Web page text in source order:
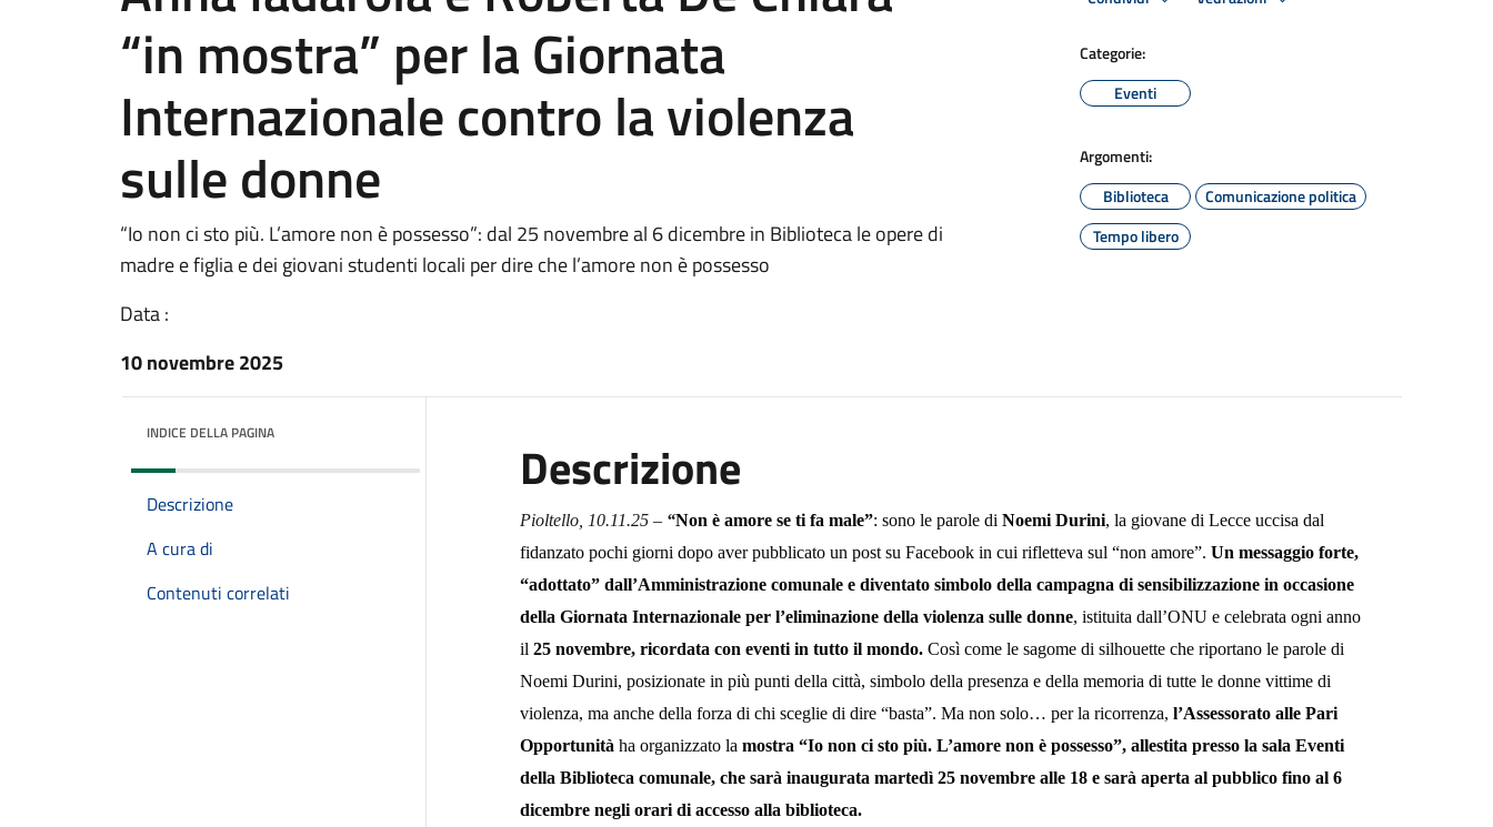
“in mostra” per la Giornata
Internazionale contro la violenza
sulle donne
“Io non ci sto più. L’amore non è possesso”: dal 25 novembre al 6 dicembre in Biblioteca le opere di
madre e figlia e dei giovani studenti locali per dire che l’amore non è possesso
Data :
10 novembre 2025
Categorie:
Eventi
Argomenti:
Biblioteca
Comunicazione politica
Tempo libero
INDICE DELLA PAGINA
Descrizione
A cura di
Contenuti correlati
Descrizione
Pioltello, 10.11.25– “Non è amore se ti fa male”: sono le parole di Noemi Durini, la giovane di Lecce uccisa dal
fidanzato pochi giorni dopo aver pubblicato un post su Facebook in cui rifletteva sul “non amore”. Un messaggio forte,
“adottato” dall’Amministrazione comunale e diventato simbolo della campagna di sensibilizzazione in occasione
della Giornata Internazionale per l’eliminazione della violenza sulle donne, istituita dall’ONU e celebrata ogni anno
il 25 novembre, ricordata con eventi in tutto il mondo. Così come le sagome di silhouetteche riportano le parole di
Noemi Durini, posizionate in più punti della città, simbolo della presenza e della memoria di tutte le donne vittime di
violenza, ma anche della forza di chi sceglie di dire “basta”. Ma non solo… perla ricorrenza, l’Assessorato alle Pari
Opportunità ha organizzatola mostra “Io non ci sto più. L’amore non è possesso”, allestita presso la sala Eventi
della Biblioteca comunale, che sarà inaugurata martedì 25 novembre alle 18 e sarà aperta al pubblico fino al 6
dicembre negli orari di accesso alla biblioteca.